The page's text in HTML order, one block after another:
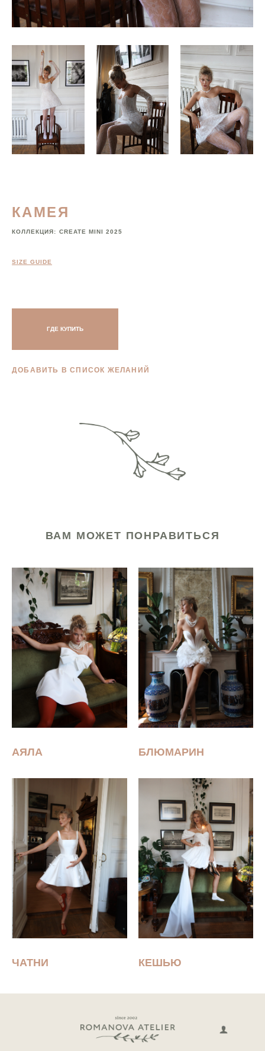
КАМЕЯ
КОЛЛЕКЦИЯ: CREATE MINI 2025
SIZE GUIDE
ГДЕ КУПИТЬ
ДОБАВИТЬ В СПИСОК ЖЕЛАНИЙ
ВАМ МОЖЕТ ПОНРАВИТЬСЯ
АЯЛА БЛЮМАРИН
ЧАТНИ КЕШЬЮ